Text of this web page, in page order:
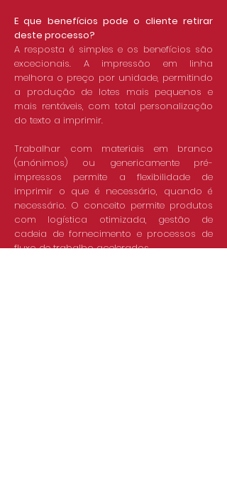
E que benefícios pode o cliente retirar
deste processo?
A resposta é simples e os benefícios são
excecionais. A impressão em linha
melhora o preço por unidade, permitindo
a produção de lotes mais pequenos e
mais rentáveis, com total personalização
do texto a imprimir.
Trabalhar com materiais em branco
(anónimos) ou genericamente pré-
impressos permite a flexibilidade de
imprimir o que é necessário, quando é
necessário. O conceito permite produtos
com logística otimizada, gestão de
cadeia de fornecimento e processos de
fluxo de trabalho acelerados.